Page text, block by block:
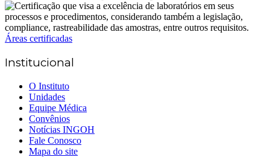
Áreas certificadas
Institucional
O Instituto
Unidades
Equipe Médica
Convênios
Notícias INGOH
Fale Conosco
Mapa do site